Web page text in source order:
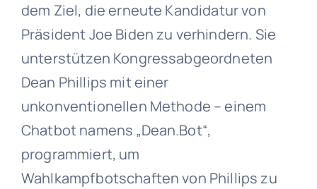
dem Ziel, die erneute Kandidatur von
Präsident Joe Biden zu verhindern. Sie
unterstützen Kongressabgeordneten
Dean Phillips mit einer
unkonventionellen Methode – einem
Chatbot namens „Dean.Bot“,
programmiert, um
Wahlkampfbotschaften von Phillips zu